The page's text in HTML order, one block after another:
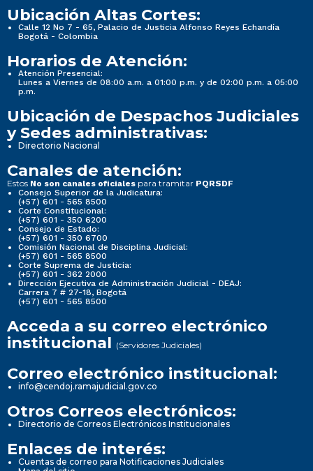
Ubicación Altas Cortes:
Calle 12 No 7 - 65, Palacio de Justicia Alfonso Reyes Echandía
Bogotá - Colombia
Horarios de Atención:
Atención Presencial:
Lunes a Viernes de 08:00 a.m. a 01:00 p.m. y de 02:00 p.m. a 05:00
p.m.
Ubicación de Despachos Judiciales
y Sedes administrativas:
Directorio Nacional
Canales de atención:
Estos No son canales oficiales para tramitar PQRSDF
Consejo Superior de la Judicatura:
(+57) 601 - 565 8500
Corte Constitucional:
(+57) 601 - 350 6200
Consejo de Estado:
(+57) 601 - 350 6700
Comisión Nacional de Disciplina Judicial:
(+57) 601 - 565 8500
Corte Suprema de Justicia:
(+57) 601 - 362 2000
Dirección Ejecutiva de Administración Judicial - DEAJ:
Carrera 7 # 27-18, Bogotá
(+57) 601 - 565 8500
Acceda a su correo electrónico
institucional (Servidores Judiciales)
Correo electrónico institucional:
info@cendoj.ramajudicial.gov.co
Otros Correos electrónicos:
Directorio de Correos Electrónicos Institucionales
Enlaces de interés:
Cuentas de correo para Notificaciones Judiciales